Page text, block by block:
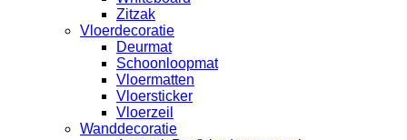
Zitzak
Vloerdecoratie
Deurmat
Schoonloopmat
Vloermatten
Vloersticker
Vloerzeil
Wanddecoratie